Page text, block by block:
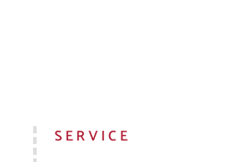
SERVICE